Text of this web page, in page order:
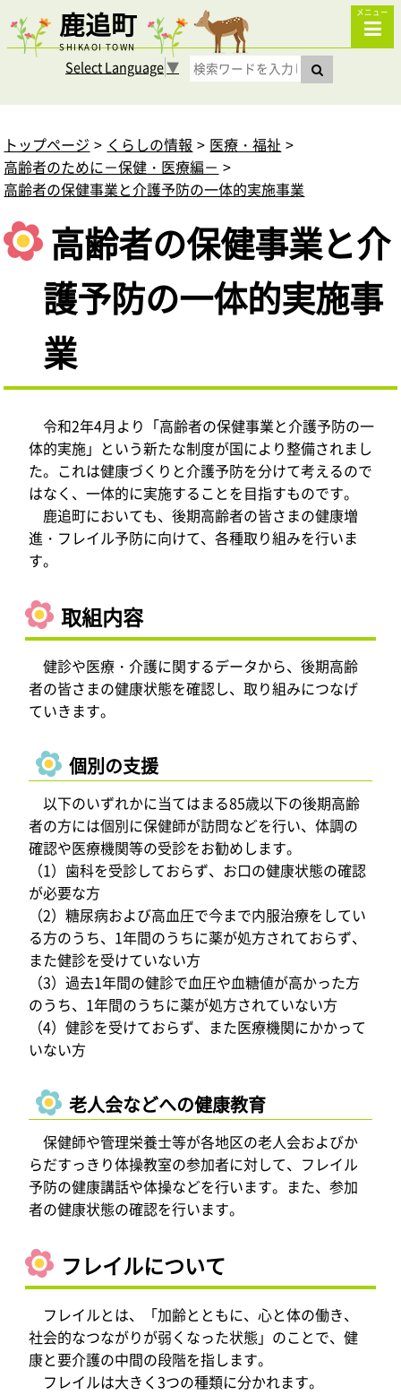
鹿追町
SHIKAOI TOWN
メニュー
Select Language▼
トップページ くらしの情報
医療・福祉
高齢者のために－保健・医療編－
高齢者の保健事業と介護予防の一体的実施事業
高齢者の保健事業と介
護予防の一体的実施事
業
令和2年4月より「高齢者の保健事業と介護予防の一
体的実施」という新たな制度が国により整備されまし
た。これは健康づくりと介護予防を分けて考えるので
はなく、一体的に実施することを目指すものです。
鹿追町においても、後期高齢者の皆さまの健康増
進・フレイル予防に向けて、各種取り組みを行いま
す。
取組内容
健診や医療・介護に関するデータから、後期高齢
者の皆さまの健康状態を確認し、取り組みにつなげ
ていきます。
個別の支援
以下のいずれかに当てはまる85歳以下の後期高齢
者の方には個別に保健師が訪問などを行い、体調の
確認や医療機関等の受診をお勧めします。
（1）歯科を受診しておらず、お口の健康状態の確認
が必要な方
（2）糖尿病および高血圧で今まで内服治療をしてい
る方のうち、1年間のうちに薬が処方されておらず、
また健診を受けていない方
（3）過去1年間の健診で血圧や血糖値が高かった方
のうち、1年間のうちに薬が処方されていない方
（4）健診を受けておらず、また医療機関にかかって
いない方
老人会などへの健康教育
保健師や管理栄養士等が各地区の老人会およびか
らだすっきり体操教室の参加者に対して、フレイル
予防の健康講話や体操などを行います。また、参加
者の健康状態の確認を行います。
フレイルについて
フレイルとは、「加齢とともに、心と体の働き、
社会的なつながりが弱くなった状態」のことで、健
康と要介護の中間の段階を指します。
フレイルは大きく3つの種類に分かれます。